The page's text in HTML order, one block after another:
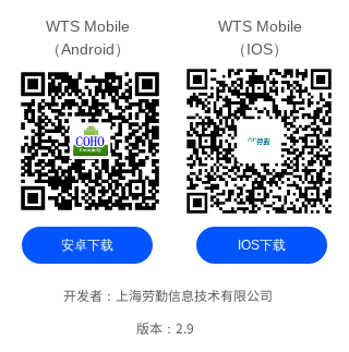
IOS下载
安卓下载
WTS Mobile
（Android）
WTS Mobile
（IOS）
开发者：上海劳勤信息技术有限公司
版本：2.9